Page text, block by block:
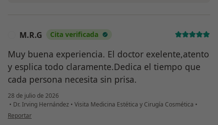
M.R.G Cita verificada
Muy buena experiencia. El doctor exelente,atento
y esplica todo claramente.Dedica el tiempo que
cada persona necesita sin prisa.
28 de julio de 2026
• Dr. Irving Hernández • Visita Medicina Estética y Cirugía Cosmética •
en opinión del usuario M.R.G
Reportar